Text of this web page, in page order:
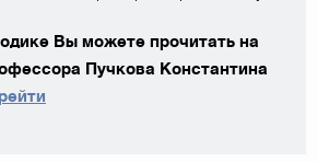
Вы можете прочитать на
Пучкова Константина